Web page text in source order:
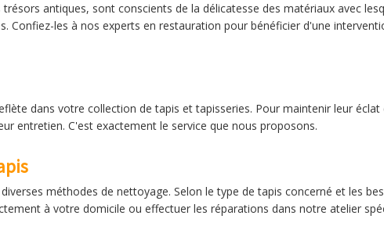
antiques, sont conscients de la délicatesse des matériaux avec
Confiez-les à nos experts en restauration pour bénéficier d'une
dans votre collection de tapis et tapisseries. Pour maintenir leur
entretien. C'est exactement le service que nous proposons.
méthodes de nettoyage. Selon le type de tapis concerné et les
à votre domicile ou effectuer les réparations dans notre atelier